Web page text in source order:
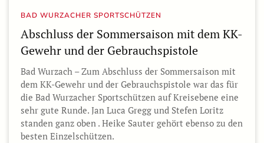
BAD WURZACHER SPORTSCHÜTZEN
Abschluss der Sommersaison mit dem KK-
Gewehr und der Gebrauchspistole
Bad Wurzach – Zum Abschluss der Sommersaison mit
dem KK-Gewehr und der Gebrauchspistole war das für
die Bad Wurzacher Sportschützen auf Kreisebene eine
sehr gute Runde. Jan Luca Gregg und Stefen Loritz
standen ganz oben . Heike Sauter gehört ebenso zu den
besten Einzelschützen.